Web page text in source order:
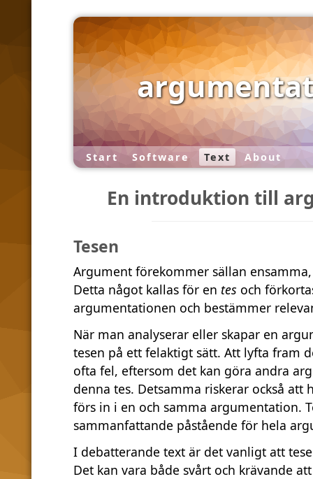
Start Software Text About
En introduktion till
Tesen
Argument förekommer sällan
Detta något kallas för en tes och
argumentationen och bestämmer
När man analyserar eller skapar en
tesen på ett felaktigt sätt. Att lyfta fram
ofta fel, eftersom det kan göra andra
denna tes. Detsamma riskerar också
förs in i en och samma argumentation.
sammanfattande påstående för hela
I debatterande text är det vanligt att
Det kan vara både svårt och krävande